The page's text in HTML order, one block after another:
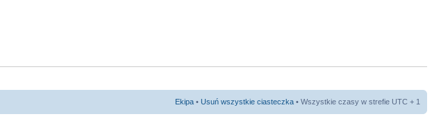
Ekipa • Usuń wszystkie ciasteczka • Wszystkie czasy w strefie UTC + 1